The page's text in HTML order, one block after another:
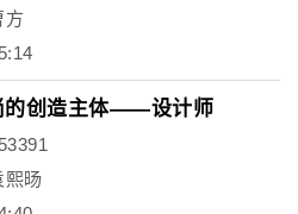
方
的创造主体——设计师
熙旸